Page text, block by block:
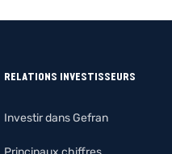
RELATIONS INVESTISSEURS
Investir dans Gefran